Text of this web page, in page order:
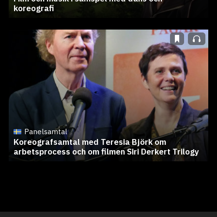
koreografi
Panelsamtal
Koreografsamtal med Teresia Björk om
arbetsprocess och om filmen Siri Derkert Trilogy